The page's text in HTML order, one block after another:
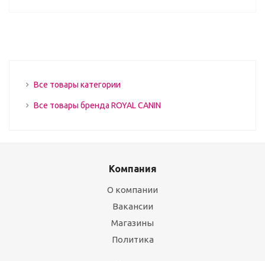
Все товары категории
Все товары бренда ROYAL CANIN
Компания
О компании
Вакансии
Магазины
Политика